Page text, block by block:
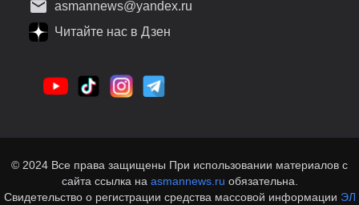
asmannews@yandex.ru
Читайте нас в Дзен
© 2024 Все права защищены При использовании материалов с
сайта ссылка на asmannews.ru обязательна.
Свидетельство о регистрации средства массовой информации ЭЛ